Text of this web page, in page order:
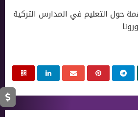
حول التعليم في المدارس التركية